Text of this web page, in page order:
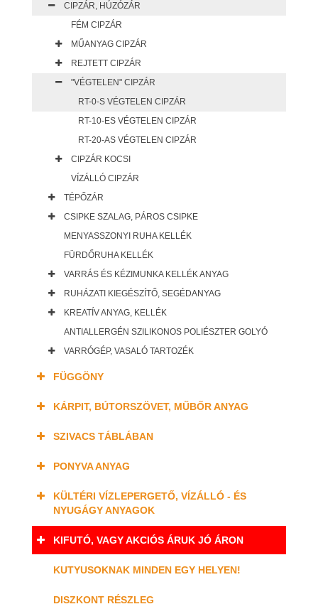
CIPZÁR, HÚZÓZÁR
FÉM CIPZÁR
MŰANYAG CIPZÁR
REJTETT CIPZÁR
"VÉGTELEN" CIPZÁR
RT-0-S VÉGTELEN CIPZÁR
RT-10-ES VÉGTELEN CIPZÁR
RT-20-AS VÉGTELEN CIPZÁR
CIPZÁR KOCSI
VÍZÁLLÓ CIPZÁR
TÉPŐZÁR
CSIPKE SZALAG, PÁROS CSIPKE
MENYASSZONYI RUHA KELLÉK
FÜRDŐRUHA KELLÉK
VARRÁS ÉS KÉZIMUNKA KELLÉK ANYAG
RUHÁZATI KIEGÉSZÍTŐ, SEGÉDANYAG
KREATÍV ANYAG, KELLÉK
ANTIALLERGÉN SZILIKONOS POLIÉSZTER GOLYÓ
VARRÓGÉP, VASALÓ TARTOZÉK
FÜGGÖNY
KÁRPIT, BÚTORSZÖVET, MŰBŐR ANYAG
SZIVACS TÁBLÁBAN
PONYVA ANYAG
KÜLTÉRI VÍZLEPERGETŐ, VÍZÁLLÓ - ÉS
NYUGÁGY ANYAGOK
KIFUTÓ, VAGY AKCIÓS ÁRUK JÓ ÁRON
KUTYUSOKNAK MINDEN EGY HELYEN!
DISZKONT RÉSZLEG